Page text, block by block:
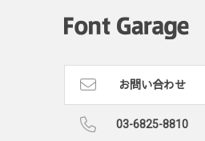
お問い合わせ
03-6825-8810